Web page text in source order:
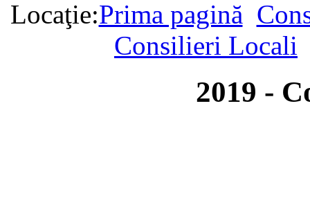
Locaţie:Prima pagină
Consilieri Locali
2019 -